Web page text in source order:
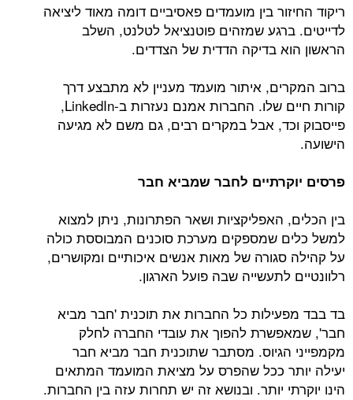
ריקוד החיזור בין מועמדים פאסיביים דומה מאוד ליציאה
לדייטים. ברגע שמזהים פוטנציאל לטלנט, השלב
הראשון הוא בדיקה הדדית של הצדדים.
ברוב המקרים, איתור מועמד מעניין לא מתבצע דרך
קורות חיים שלו. החברות אמנם נעזרות ב-LinkedIn,
פייסבוק וכד, אבל במקרים רבים, גם משם לא מגיעה
הישועה.
פרסים יוקרתיים לחבר שמביא חבר
בין הכלים, האפליקציות ושאר הפתרונות, ניתן למצוא
למשל כלים שמספקים מערכת סוכנים המבוססת כולה
על קהילה סגורה של מאות אנשים איכותיים ומקושרים,
רלוונטיים לתעשייה שבה פועל הארגון.
בד בבד מפעילות כל החברות את תוכנית 'חבר מביא
חבר', שמאפשרת להפוך את עובדי החברה לחלק
מקמפייני הגיוס. מסתבר שתוכנית חבר מביא חבר
יעילה יותר ככל שהפרס על מציאת המועמד המתאים
הינו יוקרתי יותר. ובנושא זה יש תחרות עזה בין החברות.